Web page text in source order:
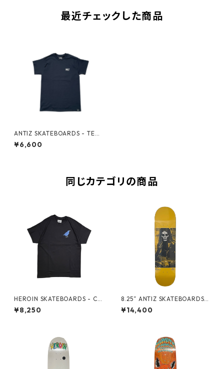
最近チェックした商品
ANTIZ SKATEBOARDS - TEE
SHIRT ANTIZ HIBOO -
¥6,600
同じカテゴリの商品
HEROIN SKATEBOARDS - CR
OW TEE -
¥8,250
8.25” ANTIZ SKATEBOARDS -
ANDRE GERLICH “GLOW IN
¥14,400